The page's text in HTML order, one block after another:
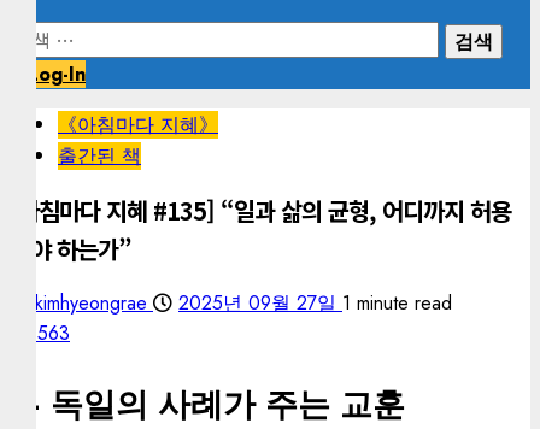
Log-In
《아침마다 지혜》
출간된 책
[아침마다 지혜 #135] “일과 삶의 균형, 어디까지 허용
해야 하는가”
kimhyeongrae 2025년 09월 27일 1 minute read
563
— 독일의 사례가 주는 교훈